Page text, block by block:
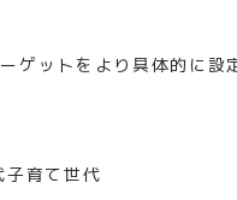
ゲットをより具体的に設
子育て世代